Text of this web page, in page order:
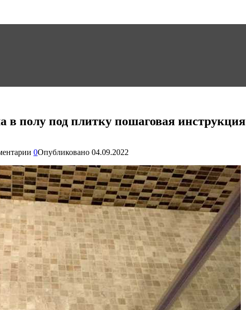
в полу под плитку пошаговая инструкция
0Опубликовано 04.09.2022